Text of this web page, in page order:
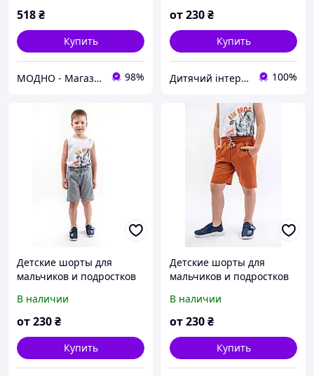
518₴
Купить
МОДНО - Магазин детской и женской одежды и обуви 98%
от230₴
Купить
Дитячий інтернет-магазин "ЇЖАЧОК" 100%
Детские шорты для
мальчиков и подростков
В наличии
от230₴
Купить
Детские шорты для
мальчиков и подростков
В наличии
от230₴
Купить